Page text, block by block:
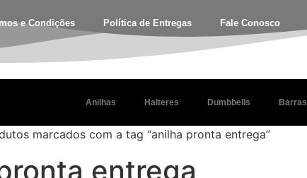
e Condições Política de Entregas Fale Conosco
Anilhas Halteres Dumbbells Barras
marcados com a tag “anilha pronta entrega”
entrega